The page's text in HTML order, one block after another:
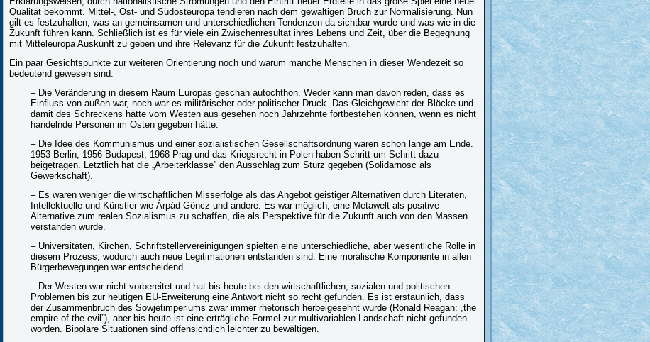
Qualität bekommt. Mittel-, Ost- und Südosteuropa tendieren nach dem gewaltigen Bruch zur Normalisierung. Nun
gilt es festzuhalten, was an gemeinsamen und unterschiedlichen Tendenzen da sichtbar wurde und was wie in die
Zukunft führen kann. Schließlich ist es für viele ein Zwischenresultat ihres Lebens und Zeit, über die Begegnung
mit Mitteleuropa Auskunft zu geben und ihre Relevanz für die Zukunft festzuhalten.
Ein paar Gesichtspunkte zur weiteren Orientierung noch und warum manche Menschen in dieser Wendezeit so
bedeutend gewesen sind:
– Die Veränderung in diesem Raum Europas geschah autochthon. Weder kann man davon reden, dass es
Einfluss von außen war, noch war es militärischer oder politischer Druck. Das Gleichgewicht der Blöcke und
damit des Schreckens hätte vom Westen aus gesehen noch Jahrzehnte fortbestehen können, wenn es nicht
handelnde Personen im Osten gegeben hätte.
– Die Idee des Kommunismus und einer sozialistischen Gesellschaftsordnung waren schon lange am Ende.
1953 Berlin, 1956 Budapest, 1968 Prag und das Kriegsrecht in Polen haben Schritt um Schritt dazu
beigetragen. Letztlich hat die „Arbeiterklasse” den Ausschlag zum Sturz gegeben (Solidarnosc als
Gewerkschaft).
– Es waren weniger die wirtschaftlichen Misserfolge als das Angebot geistiger Alternativen durch Literaten,
Intellektuelle und Künstler wie Árpád Göncz und andere. Es war möglich, eine Metawelt als positive
Alternative zum realen Sozialismus zu schaffen, die als Perspektive für die Zukunft auch von den Massen
verstanden wurde.
– Universitäten, Kirchen, Schriftstellervereinigungen spielten eine unterschiedliche, aber wesentliche Rolle in
diesem Prozess, wodurch auch neue Legitimationen entstanden sind. Eine moralische Komponente in allen
Bürgerbewegungen war entscheidend.
– Der Westen war nicht vorbereitet und hat bis heute bei den wirtschaftlichen, sozialen und politischen
Problemen bis zur heutigen EU-Erweiterung eine Antwort nicht so recht gefunden. Es ist erstaunlich, dass
der Zusammenbruch des Sowjetimperiums zwar immer rhetorisch herbeigesehnt wurde (Ronald Reagan: „the
empire of the evil”), aber bis heute ist eine erträgliche Formel zur multivariablen Landschaft nicht gefunden
worden. Bipolare Situationen sind offensichtlich leichter zu bewältigen.